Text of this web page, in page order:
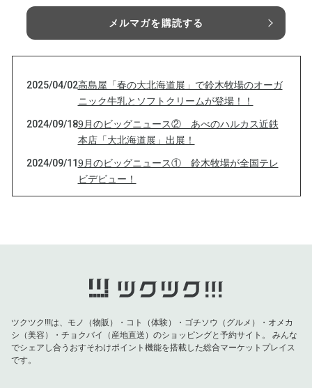
メルマガを購読する
2025/04/02高島屋「春の大北海道展」で鈴木牧場のオーガ
ニック牛乳とソフトクリームが登場！！
2024/09/189月のビッグニュース② あべのハルカス近鉄
本店「大北海道展」出展！
2024/09/119月のビッグニュース① 鈴木牧場が全国テレ
ビデビュー！
【日本一のオーガニック牧場】
【日本一のオーガニック牧場】
2024/01/12 シロの牧場ものがたり -2- 十勝広尾 鈴木牧場
2024/01/02
ツクツク!!!は、モノ（物販）・コト（体験）・ゴチソウ（グルメ）・オメカ
シ（美容）・チョクバイ（産地直送）のショッピングと予約サイト。
みんな
でシェアし合うおすそわけポイント機能を搭載した総合マーケットプレイス
です。